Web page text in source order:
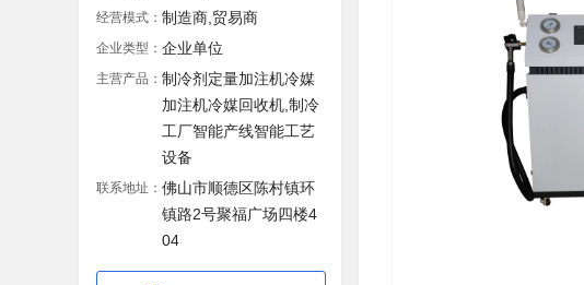
经营模式： 制造商,贸易商
企业类型： 企业单位
主营产品： 制冷剂定量加注机冷媒
加注机冷媒回收机,制冷
工厂智能产线智能工艺
设备
联系地址： 佛山市顺德区陈村镇环
镇路2号聚福广场四楼4
04